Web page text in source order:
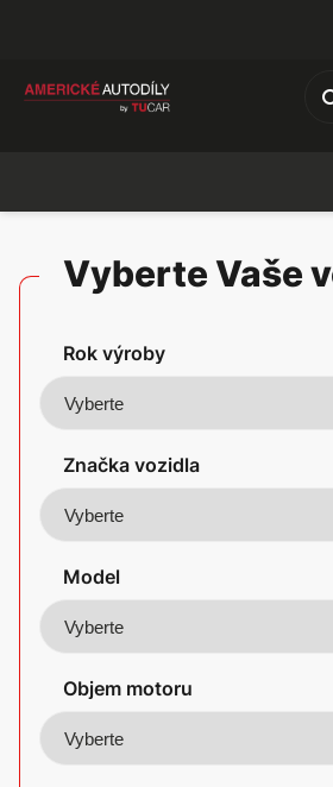
Vyberte Vaše
Rok výroby
Značka vozidla
Model
Objem motoru